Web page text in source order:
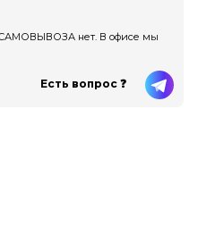
нет. В офисе мы
Есть вопрос ❓